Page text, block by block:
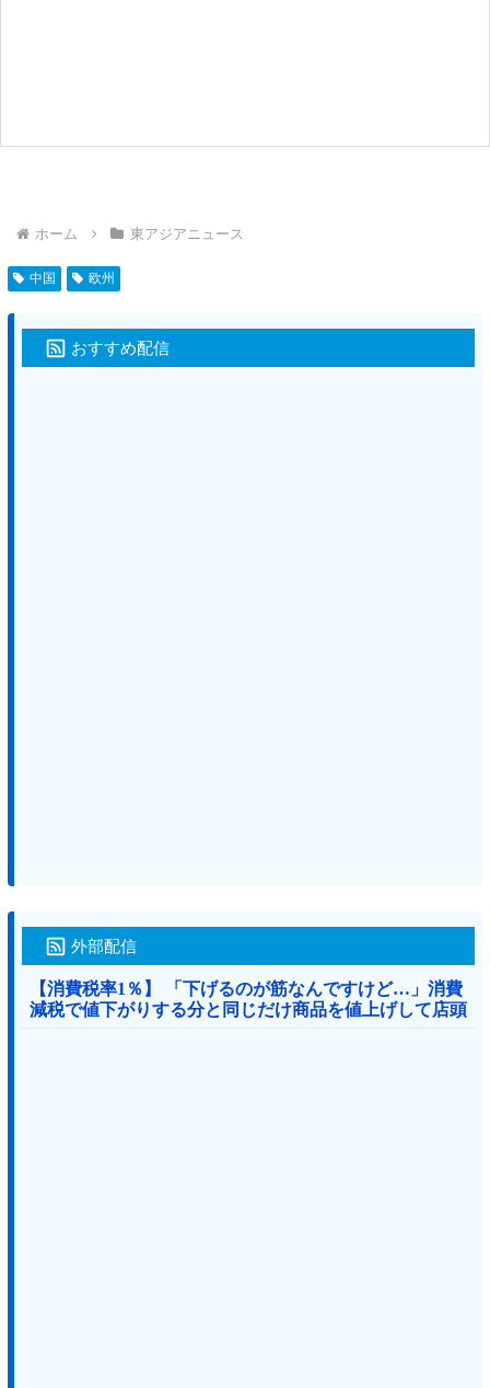
ホーム 東アジアニュース
中国 欧州
おすすめ配信
外部配信
【消費税率1％】 「下げるのが筋なんですけど…」消費
減税で値下がりする分と同じだけ商品を値上げして店頭
価格を変えない店も